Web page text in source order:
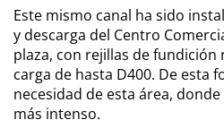
Este mismo canal ha sido
y descarga del Centro
plaza, con rejillas de fundición
carga de hasta D400. De esta
necesidad de esta área,
más intenso.